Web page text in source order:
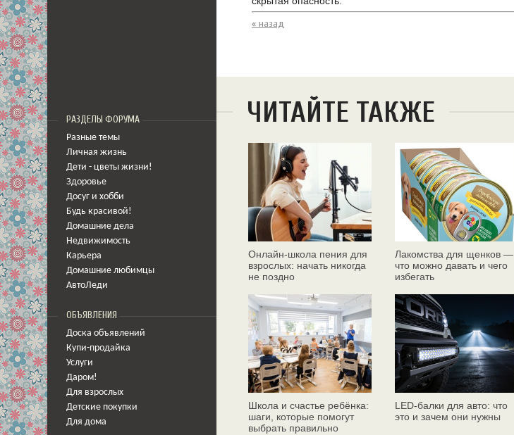
РАЗДЕЛЫ ФОРУМА
Разные темы
Личная жизнь
Дети - цветы жизни!
Здоровье
Досуг и хобби
Будь красивой!
Домашние дела
Недвижимость
Карьера
Домашние любимцы
АвтоЛеди
ОБЪЯВЛЕНИЯ
Доска объявлений
Купи-продайка
Услуги
Даром!
Для взрослых
Детские покупки
Для дома
« назад
ЧИТАЙТЕ ТАКЖЕ
Онлайн‑школа пения для
взрослых: начать никогда
не поздно
Лакомства для щенков —
что можно давать и чего
избегать
Школа и счастье ребёнка:
шаги, которые помогут
выбрать правильно
LED-балки для авто: что
это и зачем они нужны